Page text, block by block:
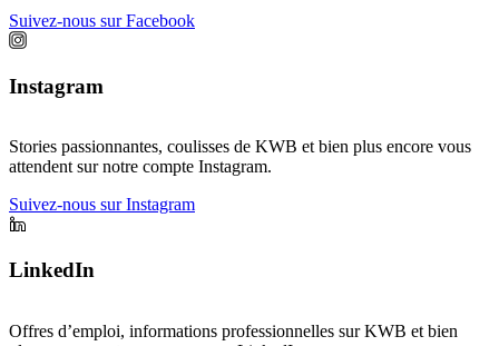
Suivez-nous sur Facebook
Instagram
Stories passionnantes, coulisses de KWB et bien plus encore vous
attendent sur notre compte Instagram.
Suivez-nous sur Instagram
LinkedIn
Offres d’emploi, informations professionnelles sur KWB et bien